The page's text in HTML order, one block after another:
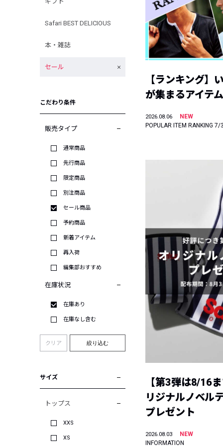
Safari BEST DELICIOUS
本・雑誌
セール
こだわり条件
販売タイプ
通常商品
先行商品
限定商品
別注商品
セール商品
予約商品
新着アイテム
再入荷
編集部おすすめ
在庫状況
在庫あり
在庫なし含む
クリア 絞り込む
サイズ
トップス
XXS
XS
【ランキング】
が集まるアイテ
2026.08.06
NEW
POPULAR ITEM RANKING
【第3弾は8/16
リジナルノベル
プレゼント
2026.08.03
NEW
INFORMATION